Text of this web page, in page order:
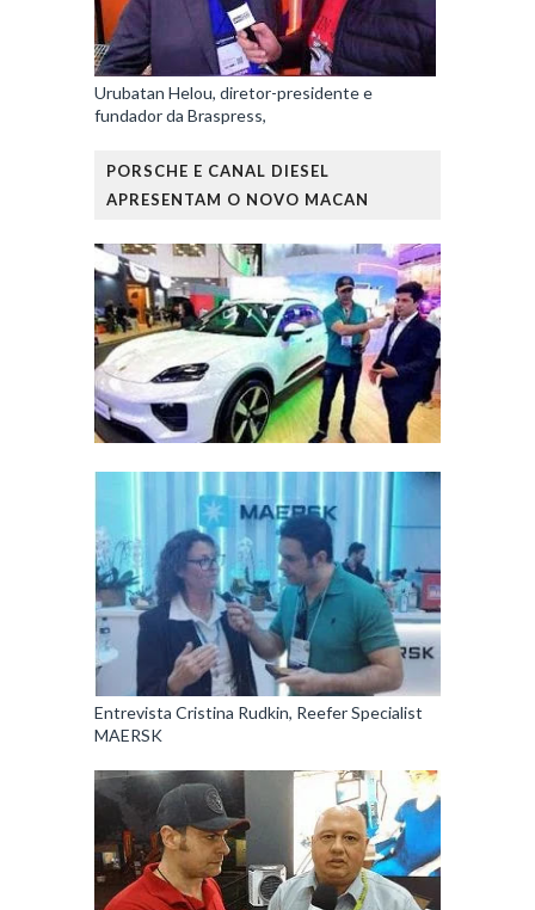
Urubatan Helou, diretor-presidente e
fundador da Braspress,
PORSCHE E CANAL DIESEL
APRESENTAM O NOVO MACAN
Entrevista Cristina Rudkin, Reefer Specialist
MAERSK